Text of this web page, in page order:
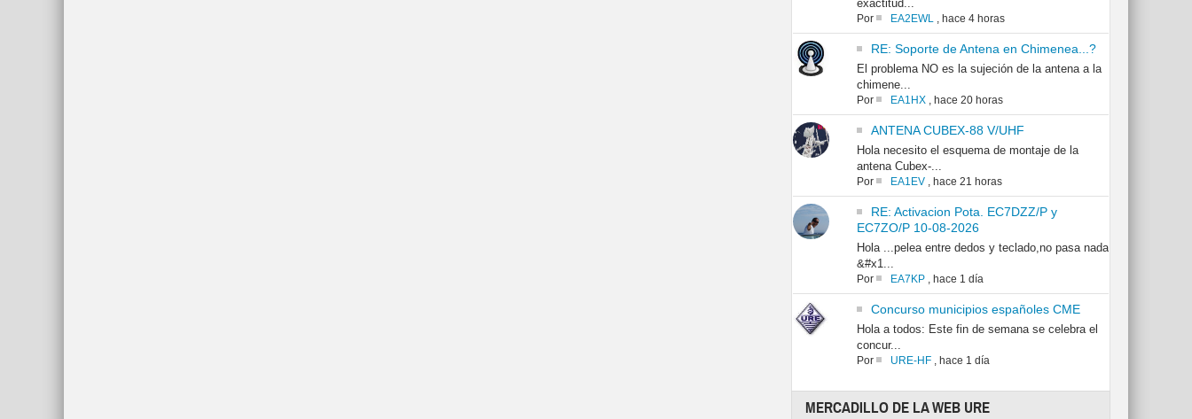
exactitud...
Por EA2EWL, hace 4 horas
RE: Soporte de Antena en Chimenea...?
El problema NO es la sujeción de la antena a la
chimene...
Por EA1HX, hace 20 horas
ANTENA CUBEX-88 V/UHF
Hola necesito el esquema de montaje de la
antena Cubex-...
Por EA1EV, hace 21 horas
RE: Activacion Pota. EC7DZZ/P y
EC7ZO/P 10-08-2026
Hola ...pelea entre dedos y teclado,no pasa nada
&#x1...
Por EA7KP, hace 1 día
Concurso municipios españoles CME
Hola a todos: Este fin de semana se celebra el
concur...
Por URE-HF, hace 1 día
MERCADILLO DE LA WEB URE